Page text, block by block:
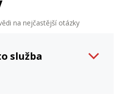
na nejčastější otázky
služba